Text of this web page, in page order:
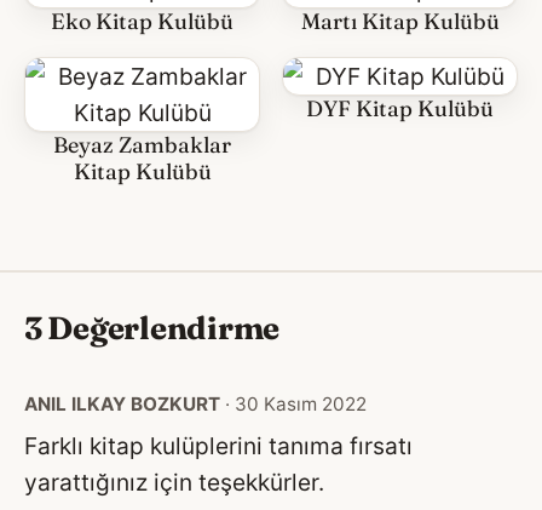
Eko Kitap Kulübü Martı Kitap Kulübü
Beyaz Zambaklar
Kitap Kulübü
DYF Kitap Kulübü
3 Değerlendirme
ANIL ILKAY BOZKURT · 30 Kasım 2022
Farklı kitap kulüplerini tanıma fırsatı
yarattığınız için teşekkürler.